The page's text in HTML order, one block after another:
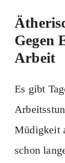
Gegen
Arbeit
Es gibt
Müdigkeit
schon